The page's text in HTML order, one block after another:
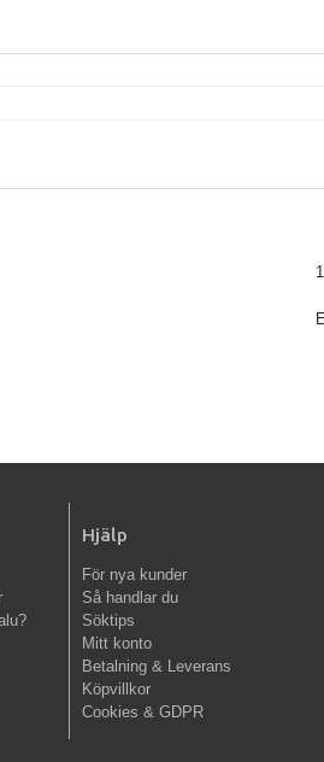
Hjälp
För nya kunder
Så handlar du
Söktips
Mitt konto
Betalning & Leverans
Köpvillkor
Cookies & GDPR